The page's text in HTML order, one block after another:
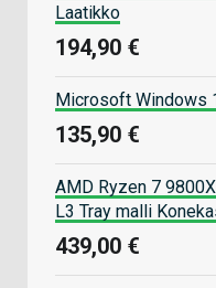
pelikuulokkeet, jotka
Bluetoothin -
keskittyvät juurikin
Vastaa
Laatikko
194,90 €
Microsoft Windows
135,90 €
AMD Ryzen 7
L3 Tray malli
439,00 €